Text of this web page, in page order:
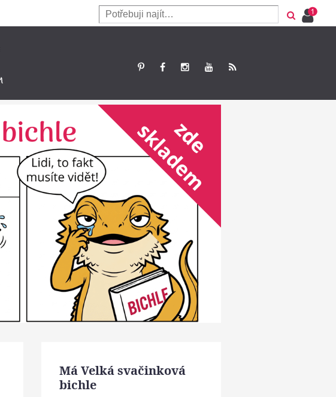
Má Velká svačinková
bichle